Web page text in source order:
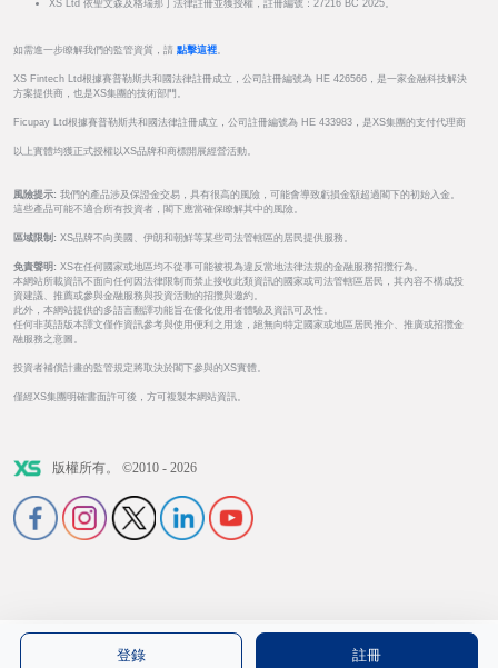
XS Ltd 依聖文森及格瑞那丁法律註冊並獲授權，註冊編號：27216 BC 2025。
如需進一步瞭解我們的監管資質，請 點擊這裡。
XS Fintech Ltd根據賽普勒斯共和國法律註冊成立，公司註冊編號為 HE 426566，是一家金融科技解決
方案提供商，也是XS集團的技術部門。
Ficupay Ltd根據賽普勒斯共和國法律註冊成立，公司註冊編號為 HE 433983，是XS集團的支付代理商
以上實體均獲正式授權以XS品牌和商標開展經營活動。
風險提示: 我們的產品涉及保證金交易，具有很高的風險，可能會導致虧損金額超過閣下的初始入金。
這些產品可能不適合所有投資者，閣下應當確保瞭解其中的風險。
區域限制: XS品牌不向美國、伊朗和朝鮮等某些司法管轄區的居民提供服務。
免責聲明: XS在任何國家或地區均不從事可能被視為違反當地法律法規的金融服務招攬行為。
本網站所載資訊不面向任何因法律限制而禁止接收此類資訊的國家或司法管轄區居民，其內容不構成投
資建議、推薦或參與金融服務與投資活動的招攬與邀約。
此外，本網站提供的多語言翻譯功能旨在優化使用者體驗及資訊可及性。
任何非英語版本譯文僅作資訊參考與使用便利之用途，絕無向特定國家或地區居民推介、推廣或招攬金
融服務之意圖。
投資者補償計畫的監管規定將取決於閣下參與的XS實體。
僅經XS集團明確書面許可後，方可複製本網站資訊。
版權所有。 ©2010 - 2026
登錄 註冊